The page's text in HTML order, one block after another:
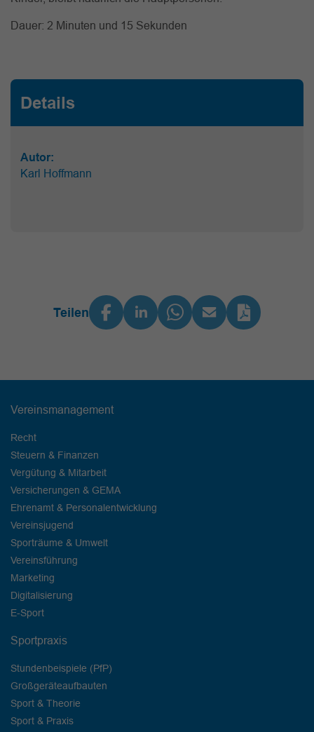
Dauer: 2 Minuten und 15 Sekunden
Details
Autor:
Karl Hoffmann
Teilen
Vereinsmanagement
Recht
Steuern & Finanzen
Vergütung & Mitarbeit
Versicherungen & GEMA
Ehrenamt & Personalentwicklung
Vereinsjugend
Sporträume & Umwelt
Vereinsführung
Marketing
Digitalisierung
E-Sport
Sportpraxis
Stundenbeispiele (PfP)
Großgeräteaufbauten
Sport & Theorie
Sport & Praxis